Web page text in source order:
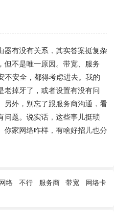
器有没有关系，其实答案挺复杂
但不是唯一原因。带宽、服务
不安全，都得考虑进去。我的
老掉牙了，或者设置有没有问
另外，别忘了跟服务商沟通，看
问题。说实话，这些事儿挺琐
你家网络咋样，有啥好招儿也分
络 不行 服务商 带宽
网络卡